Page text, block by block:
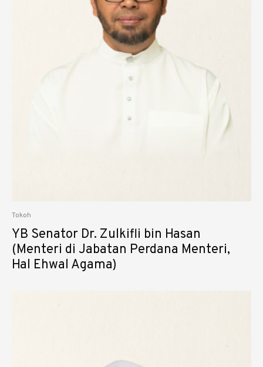
Tokoh
YB Senator Dr. Zulkifli bin Hasan
(Menteri di Jabatan Perdana Menteri,
Hal Ehwal Agama)